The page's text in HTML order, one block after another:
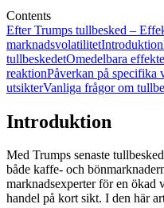
Contents
Efter Trumps tullbesked –
marknadsvolatilitetIntroduktion
tullbeskedetOmedelbara
reaktionPåverkan på specifika
utsikterVanliga frågor om
Introduktion
Med Trumps senaste
både kaffe- och
marknadsexperter för en
handel på kort sikt. I den här